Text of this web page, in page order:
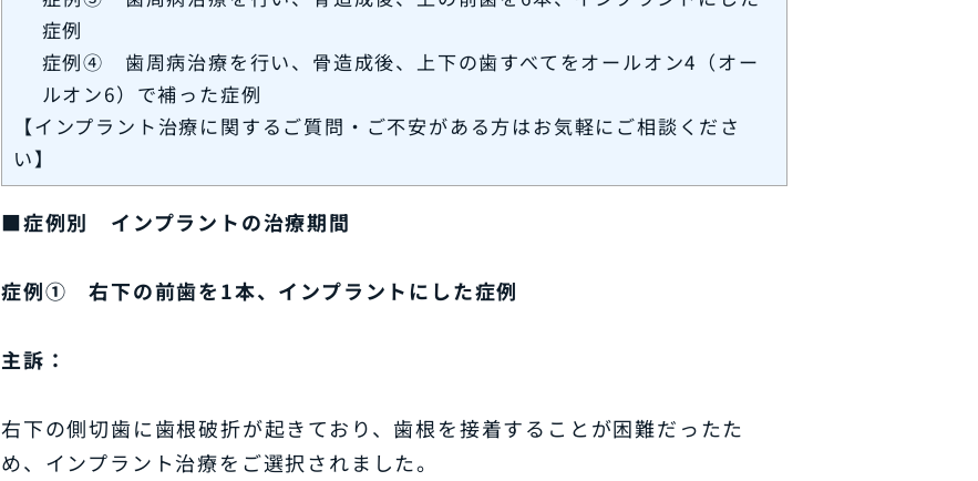
症例
症例④ 歯周病治療を行い、骨造成後、上下の歯すべてをオールオン4（オー
ルオン6）で補った症例
【インプラント治療に関するご質問・ご不安がある方はお気軽にご相談くださ
い】
■症例別 インプラントの治療期間
症例① 右下の前歯を1本、インプラントにした症例
主訴：
右下の側切歯に歯根破折が起きており、歯根を接着することが困難だったた
め、インプラント治療をご選択されました。